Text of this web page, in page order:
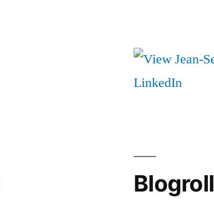
Blogroll